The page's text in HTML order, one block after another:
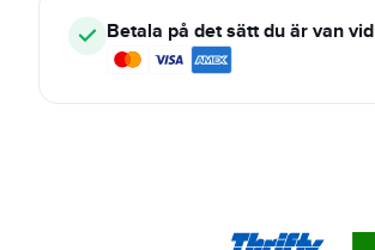
Betala på det sätt du är van vid